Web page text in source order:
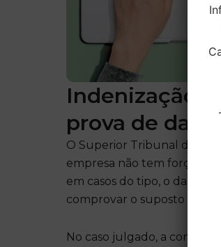
Indenização
prova de dano
O Superior Tribunal de
empresa não tem força,
em casos do tipo, o dano
comprovar o suposto dano
No caso julgado, a